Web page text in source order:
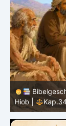
Hiob |